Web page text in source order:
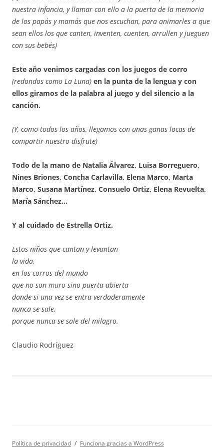
nuestra infancia, y llamar con ello a la puerta de la memoria
de los papás y mamás que nos escuchan, para animarles a que
sean ellos los que canten, inventen, cuenten, arrullen y jueguen
con sus bebés)
Este año venimos cargadas con los juegos de corro
(redondos como La Luna) en la punta de la lengua y con
ellos giramos de la palabra al juego y del silencio a la
canción.
(Y, como todos los años, llegamos con unas ganas locas de
compartir nuestro disfrute)
Todo de la mano de Natalia Álvarez, Luisa Borreguero,
Nines Briones, Concha Carlavilla, Elena Marco, Marta
Marco, Susana Martínez, Consuelo Ortiz, Elena Revuelta,
María Sánchez…
Y al cuidado de Estrella Ortiz.
Estos niños que cantan y levantan
la vida,
en los corros del mundo
que no son muro sino puerta abierta
donde si una vez se entra verdaderamente
nunca se sale,
porque nunca se sale del milagro.
Claudio Rodríguez
Política de privacidad Funciona gracias a WordPress